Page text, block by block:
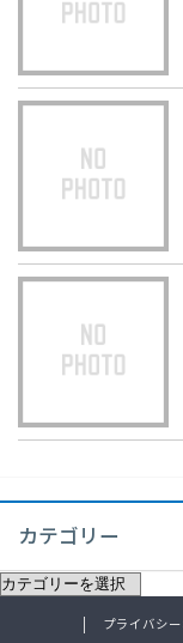
カテゴリー
プライバシ